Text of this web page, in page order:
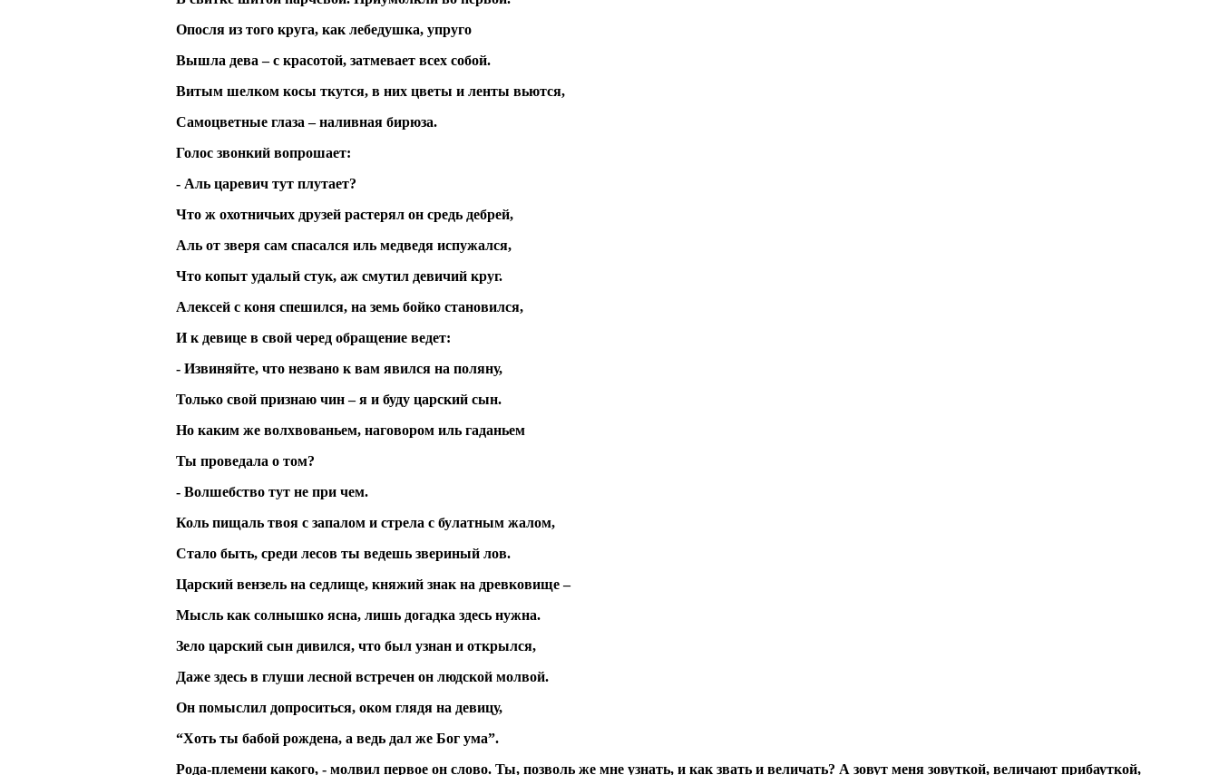
Опосля из того круга, как лебедушка, упруго
Вышла дева – с красотой, затмевает всех собой.
Витым шелком косы ткутся, в них цветы и ленты вьются,
Самоцветные глаза – наливная бирюза.
Голос звонкий вопрошает:
- Аль царевич тут плутает?
Что ж охотничьих друзей растерял он средь дебрей,
Аль от зверя сам спасался иль медведя испужался,
Что копыт удалый стук, аж смутил девичий круг.
Алексей с коня спешился, на земь бойко становился,
И к девице в свой черед обращение ведет:
- Извиняйте, что незвано к вам явился на поляну,
Только свой признаю чин – я и буду царский сын.
Но каким же волхвованьем, наговором иль гаданьем
Ты проведала о том?
- Волшебство тут не при чем.
Коль пищаль твоя с запалом и стрела с булатным жалом,
Стало быть, среди лесов ты ведешь звериный лов.
Царский вензель на седлище, княжий знак на древковище –
Мысль как солнышко ясна, лишь догадка здесь нужна.
Зело царский сын дивился, что был узнан и открылся,
Даже здесь в глуши лесной встречен он людской молвой.
Он помыслил допроситься, оком глядя на девицу,
“Хоть ты бабой рождена, а ведь дал же Бог ума”.
Рода-племени какого, - молвил первое он слово. Ты, позволь же мне узнать, и как звать и величать? А зовут меня зовуткой, величают прибауткой,